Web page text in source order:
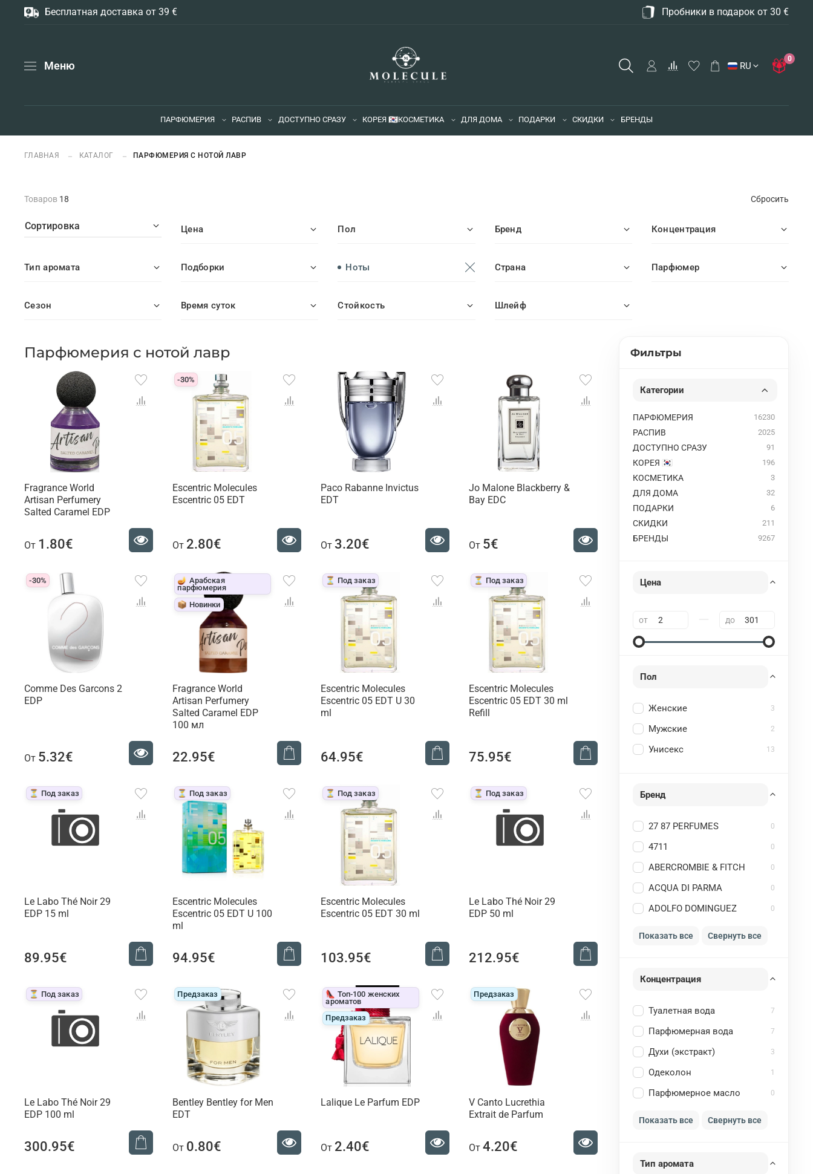
Бесплатная доставка от 39 € Пробники в подарок от 30 €
Меню RU
0
ПАРФЮМЕРИЯ РАСПИВ ДОСТУПНО СРАЗУ КОРЕЯ 🇰🇷КОСМЕТИКА ДЛЯ ДОМА ПОДАРКИ СКИДКИ БРЕНДЫ
ГЛАВНАЯ КАТАЛОГ ПАРФЮМЕРИЯ С НОТОЙ ЛАВР
Товаров 18 Сбросить
Сортировка Цена Пол Бренд Концентрация
Тип аромата Подборки Ноты Страна Парфюмер
Сезон Время суток Стойкость Шлейф
Парфюмерия с нотой лавр
Fragrance World
Artisan Perfumery
Salted Caramel EDP
От 1.80€
-30%
Escentric Molecules
Escentric 05 EDT
От 2.80€
Paco Rabanne Invictus
EDT
От 3.20€
Jo Malone Blackberry &
Bay EDC
От 5€
-30%
Comme Des Garcons 2
EDP
От 5.32€
🪔 Арабская
парфюмерия
📦 Новинки
Fragrance World
Artisan Perfumery
Salted Caramel EDP
100 мл
22.95€
⏳ Под заказ
Escentric Molecules
Escentric 05 EDT U 30
ml
64.95€
⏳ Под заказ
Escentric Molecules
Escentric 05 EDT 30 ml
Refill
75.95€
⏳ Под заказ
Le Labo Thé Noir 29
EDP 15 ml
89.95€
⏳ Под заказ
Escentric Molecules
Escentric 05 EDT U 100
ml
94.95€
⏳ Под заказ
Escentric Molecules
Escentric 05 EDT 30 ml
103.95€
⏳ Под заказ
Le Labo Thé Noir 29
EDP 50 ml
212.95€
⏳ Под заказ
Le Labo Thé Noir 29
EDP 100 ml
300.95€
Предзаказ
Bentley Bentley for Men
EDT
От 0.80€
👠 Топ-100 женских
ароматов
Предзаказ
Lalique Le Parfum EDP
От 2.40€
Предзаказ
V Canto Lucrethia
Extrait de Parfum
От 4.20€
Фильтры
Категории
ПАРФЮМЕРИЯ 16230
РАСПИВ 2025
ДОСТУПНО СРАЗУ 91
КОРЕЯ 🇰🇷 196
КОСМЕТИКА 3
ДЛЯ ДОМА 32
ПОДАРКИ 6
СКИДКИ 211
БРЕНДЫ 9267
Цена
от до
Пол
Женские 3
Мужские 2
Унисекс 13
Бренд
27 87 PERFUMES 0
4711 0
ABERCROMBIE & FITCH 0
ACQUA DI PARMA 0
ADOLFO DOMINGUEZ 0
Показать все Свернуть все
Концентрация
Туалетная вода 7
Парфюмерная вода 7
Духи (экстракт) 3
Одеколон 1
Парфюмерное масло 0
Показать все Свернуть все
Тип аромата